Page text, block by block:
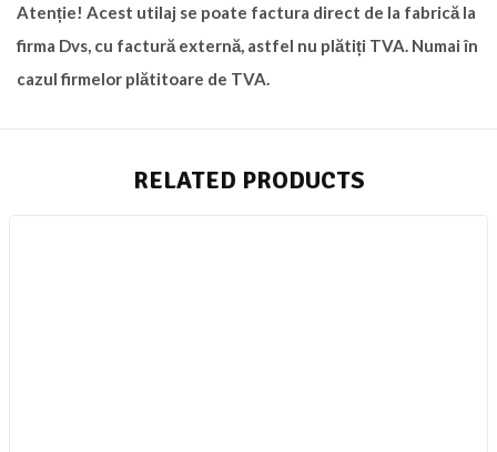
Atenție! Acest utilaj se poate factura direct de la fabrică la
firma Dvs, cu factură externă, astfel nu plătiți TVA. Numai în
cazul firmelor plătitoare de TVA.
RELATED PRODUCTS